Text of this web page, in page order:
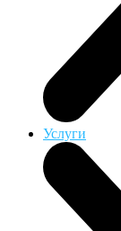
Услуги